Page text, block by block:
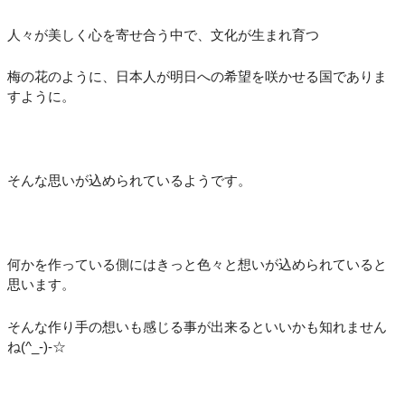
人々が美しく心を寄せ合う中で、文化が生まれ育つ
梅の花のように、日本人が明日への希望を咲かせる国でありま
すように。
そんな思いが込められているようです。
何かを作っている側にはきっと色々と想いが込められていると
思います。
そんな作り手の想いも感じる事が出来るといいかも知れません
ね(^_-)-☆